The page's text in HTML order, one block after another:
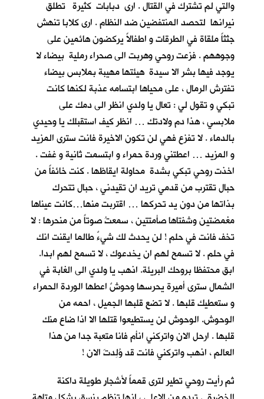
والتي لم تشترك في القتال . ارى دبابات كثيرة تطلق
نيرانها لتحصد المنتفضين ضد النظام . ارى كلابا تنهش
جثثاً ملقاة في الطرقات و اطفالاً يركضون هائمين على
وجوههم . فزعت روحي وهربت الى صحراء رملية بيضاء لا
يوجد فيها بشر الا سيدة هيئتها مهيبة بملابس بيضاء
تفترش الرمال ، على محياها ابتسامه عذبة لكنها كانت
تبكي و تقول لي : تعال يا ولدي انظر الى دمك على
ملابسي ، هذا دم ولادتك … انظر كيف استقبلك يا وحيدي
بالدماء . لا تفزع فهي لن تكون الاخيرة فانت سترى المزيد
و المزيد … اعطتني وردة حمراء و ابتسمت ثانية و غفت .
اخذت روحي تبكي بشدة محاولة ايقاظها . كنت خائفاً من
حبال تقترب من قدمي تريد ان تقيدني ، حبال تتحرك
بذاتها من دون يد تحركها … اقتربت منها…كانت عيناها
مغمضتين وشفتاها صأمتتين ، سمعتُ صوتاً من منحرها : لا
تخف فانت في حلم ! لن يحدث لك شيءٌ طالما ايقنت انك
في حلم . لا تسمح لهم ان يخدعوك ، لا تسمح لهم ابدا.
ابق محتفظا بروحك البريئة. اذهب يا ولدي الى الغابة في
الشمال سترى أميرة يحرسها وحوشٌ اعطها الوردة الحمراء
و ستعطيك قلبها . لا تضع قلبها الجميل ، احمه من
الوحوش. الوحوش لن يستطيعوا قتلها الا اذا ضاع منك
قلبها . ارحل الان واتركني انأم فانا متعبة جدا من هذا
العالم ، اذهب واتركني فانت قد وُلِدتَ الان !
ثم رأيت روحي تطير لترى قمماً لأشجارٍ طويلة داكنة